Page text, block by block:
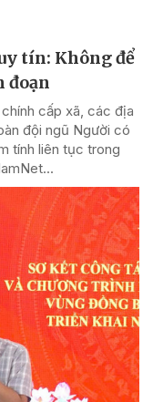
tín: Không để
đoạn
cấp xã, các địa
đội ngũ Người có
tính liên tục trong